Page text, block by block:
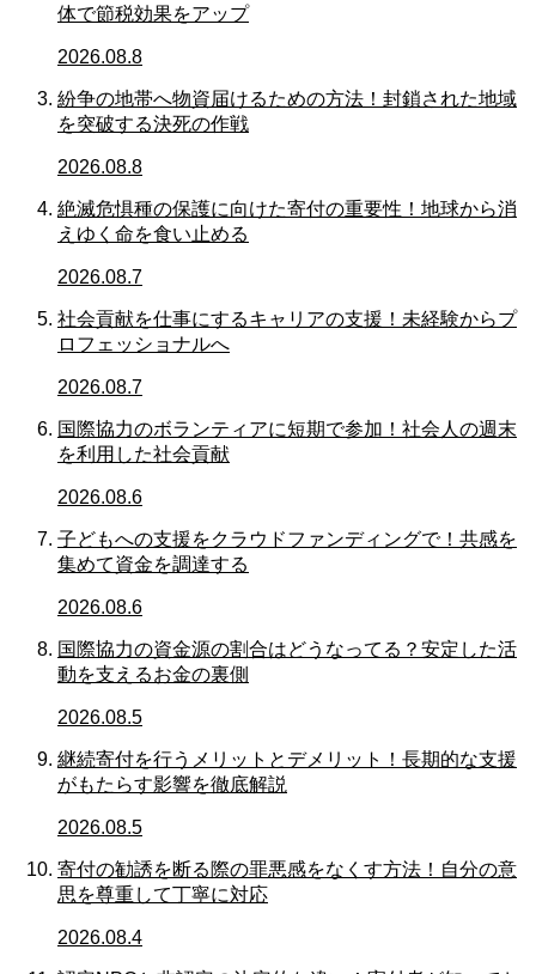
体で節税効果をアップ
2026.08.8
紛争の地帯へ物資届けるための方法！封鎖された地域
を突破する決死の作戦
2026.08.8
絶滅危惧種の保護に向けた寄付の重要性！地球から消
えゆく命を食い止める
2026.08.7
社会貢献を仕事にするキャリアの支援！未経験からプ
ロフェッショナルへ
2026.08.7
国際協力のボランティアに短期で参加！社会人の週末
を利用した社会貢献
2026.08.6
子どもへの支援をクラウドファンディングで！共感を
集めて資金を調達する
2026.08.6
国際協力の資金源の割合はどうなってる？安定した活
動を支えるお金の裏側
2026.08.5
継続寄付を行うメリットとデメリット！長期的な支援
がもたらす影響を徹底解説
2026.08.5
寄付の勧誘を断る際の罪悪感をなくす方法！自分の意
思を尊重して丁寧に対応
2026.08.4